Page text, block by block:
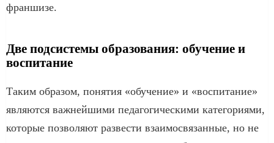
франшизе.
Две подсистемы образования: обучение и
воспитание
Таким образом, понятия «обучение» и «воспитание»
являются важнейшими педагогическими категориями,
которые позволяют развести взаимосвязанные, но не